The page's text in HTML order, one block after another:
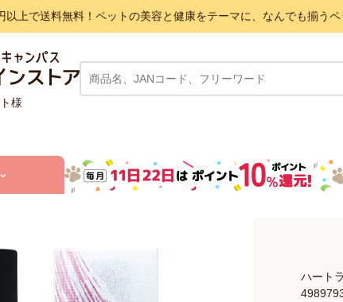
上で送料無料！ペットの美容と健康をテーマに、なんでも揃う
様
ハート